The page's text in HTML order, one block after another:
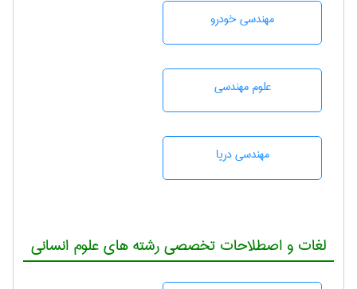
مهندسی خودرو
علوم مهندسی
مهندسی دریا
لغات و اصطلاحات تخصصی رشته های علوم انسانی